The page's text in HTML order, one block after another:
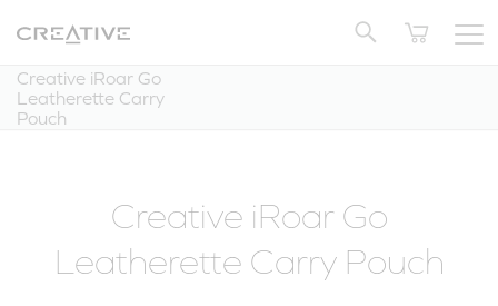
Creative iRoar Go
Leatherette Carry
Pouch
Volver arriba
Creative iRoar Go
Leatherette Carry Pouch